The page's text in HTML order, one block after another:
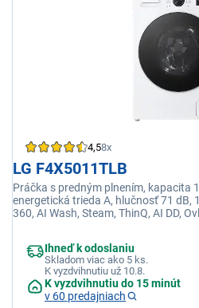
4,58x
LG F4X5011TLB
Práčka s predným plnením, kapacita
energetická trieda A, hlučnosť 71 dB,
360, AI Wash, Steam, ThinQ, AI DD,
Ihneď k odoslaniu
Skladom viac ako 5 ks.
K vyzdvihnutiu už 10.8.
K vyzdvihnutiu do 15 minút
v 60 predajniach